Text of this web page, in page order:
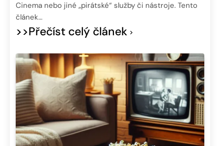
Cinema nebo jiné „pirátské“ služby či nástroje. Tento
článek…
>>Přečíst celý článek